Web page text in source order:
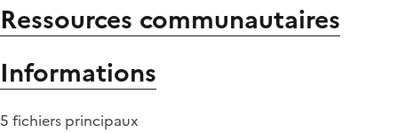
Ressources communautaires
Informations
5 fichiers principaux